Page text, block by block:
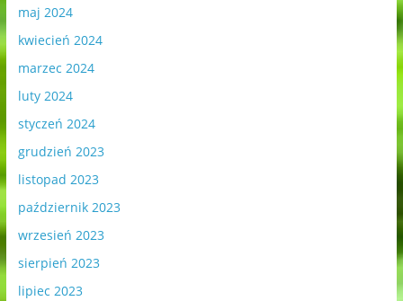
maj 2024
kwiecień 2024
marzec 2024
luty 2024
styczeń 2024
grudzień 2023
listopad 2023
październik 2023
wrzesień 2023
sierpień 2023
lipiec 2023